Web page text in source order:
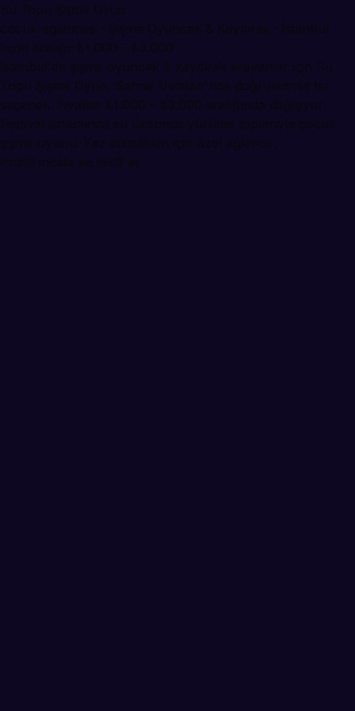
Su Topu Şişme Oyun
cocuk-eglencesi · Şişme Oyuncak & Kaydırak · İstanbul
Fiyat aralığı: ₺1.000 – ₺3.000
İstanbul'da şişme oyuncak & kaydırak arayanlar için Su
Topu Şişme Oyun, Sahne Ustaları'nda doğrulanmış bir
seçenek. Fiyatlar ₺1.000 – ₺3.000 aralığında değişiyor.
Festival ortamında su üzerinde yürüme toplarıyla çocuk
şişme oyunu. Yaz etkinlikleri için özel eğlence.
Profili incele ve teklif al